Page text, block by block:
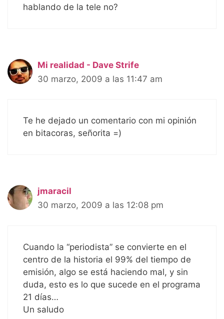
hablando de la tele no?
Mi realidad - Dave Strife
30 marzo, 2009 a las 11:47 am
Te he dejado un comentario con mi opinión
en bitacoras, señorita =)
jmaracil
30 marzo, 2009 a las 12:08 pm
Cuando la “periodista” se convierte en el
centro de la historia el 99% del tiempo de
emisión, algo se está haciendo mal, y sin
duda, esto es lo que sucede en el programa
21 días…
Un saludo